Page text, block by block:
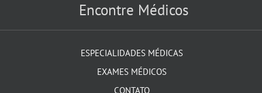
Encontre Médicos
ESPECIALIDADES MÉDICAS
EXAMES MÉDICOS
CONTATO